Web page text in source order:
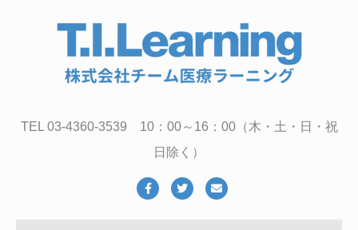
TEL 03-4360-3539 10：00～16：00（木・土・日・祝
日除く）
FacebookTwitterEmail